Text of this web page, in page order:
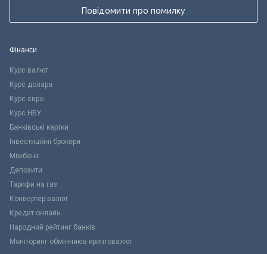
Повідомити про помилку
Фінанси
Курс валют
Курс долара
Курс євро
Курс НБУ
Банківські картки
Інвестиційні брокери
Міжбанк
Депозити
Тарифи на газ
Конвертер валют
Кредит онлайн
Народний рейтинг банків
Моніторинг обмінників криптовалют